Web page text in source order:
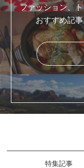
ファッション、
おすすめ記
特集記事